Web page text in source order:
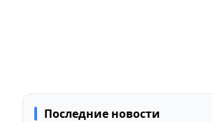
Последние новости